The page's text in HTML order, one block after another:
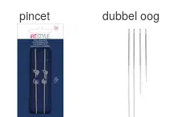
pincet dubbel oog